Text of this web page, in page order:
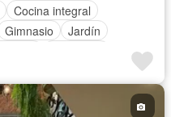
Cocina integral
Gimnasio
Jardín